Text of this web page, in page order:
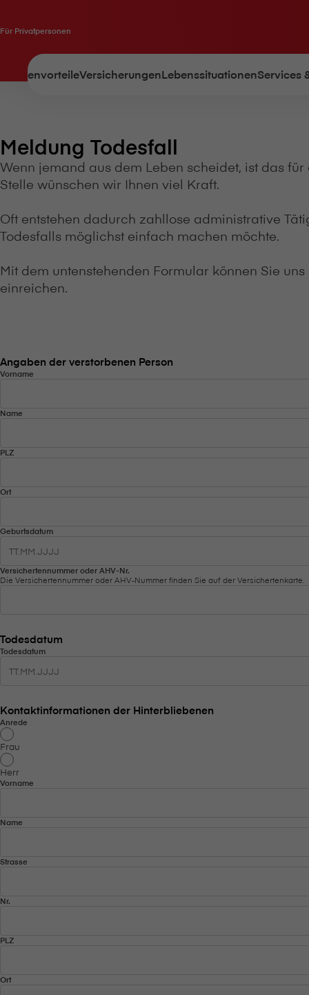
Für Privatpersonen
KundenvorteileVersicherungenLebenssituationenServices
Meldung Todesfall
Wenn jemand aus dem Leben scheidet, ist das
Stelle wünschen wir Ihnen viel Kraft.
Oft entstehen dadurch zahllose administrative
Todesfalls möglichst einfach machen möchte.
Mit dem untenstehenden Formular können Sie
einreichen.
Angaben der verstorbenen Person
Vorname
Name
PLZ
Ort
Geburtsdatum
Versichertennummer oder AHV-Nr.
Die Versichertennummer oder AHV-Nummer finden Sie auf der Versichertenkarte.
Todesdatum
Todesdatum
Kontaktinformationen der Hinterbliebenen
Anrede
Frau
Herr
Vorname
Name
Strasse
Nr.
PLZ
Ort